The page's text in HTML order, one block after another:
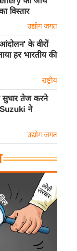
विस्तार
उद्योग जगत
के वीरों
हर भारतीय की
राष्ट्रीय
तेज करने
ने
उद्योग जगत